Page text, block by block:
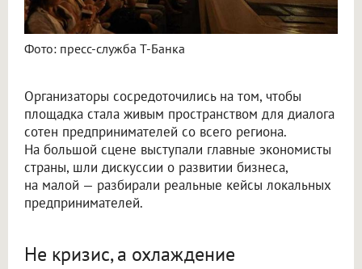
Фото: пресс-служба Т-Банка
Организаторы сосредоточились на том, чтобы
площадка стала живым пространством для диалога
сотен предпринимателей со всего региона.
На большой сцене выступали главные экономисты
страны, шли дискуссии о развитии бизнеса,
на малой — разбирали реальные кейсы локальных
предпринимателей.
Не кризис, а охлаждение